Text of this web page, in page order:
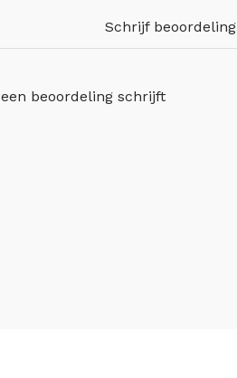
Schrijf beoordeling
een beoordeling schrijft